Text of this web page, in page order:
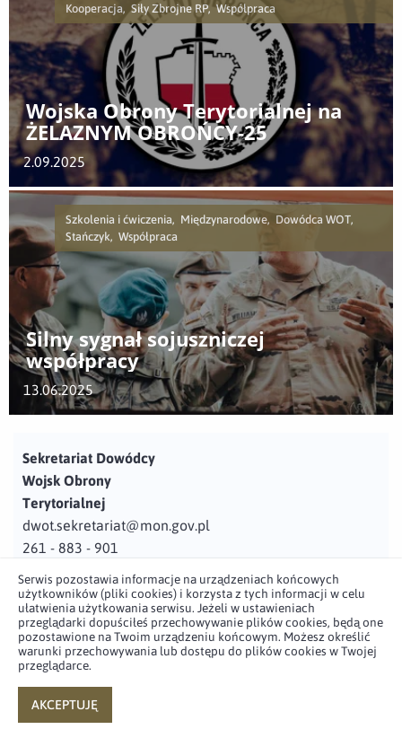
Kooperacja, Siły Zbrojne RP, Współpraca
Wojska Obrony Terytorialnej na
ŻELAZNYM OBROŃCY-25
2.09.2025
Szkolenia i ćwiczenia, Międzynarodowe, Dowódca WOT,
Stańczyk, Współpraca
Silny sygnał sojuszniczej
współpracy
13.06.2025
Sekretariat Dowódcy
Wojsk Obrony
Terytorialnej
dwot.sekretariat@mon.gov.pl
261 - 883 - 901
Adres
ul. Juzistek 2
05-131 Zegrze
Profil użytkownika w serwisie
Profil użytkownika w serwisie
Serwis pozostawia informacje na urządzeniach końcowych
użytkowników (pliki cookies) i korzysta z tych informacji w celu
ułatwienia użytkowania serwisu. Jeżeli w ustawieniach
przeglądarki dopuściłeś przechowywanie plików cookies, będą one
pozostawione na Twoim urządzeniu końcowym. Możesz określić
warunki przechowywania lub dostępu do plików cookies w Twojej
przeglądarce.
AKCEPTUJĘ